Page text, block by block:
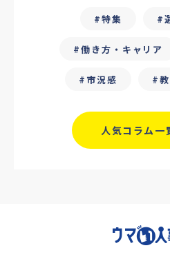
#フリーランス保護新法
#雇用型ギグワーク
#人材の見極め方
#戦略人事
#働き方改革 #労務
#GPA
特集
働き方・キャリア
市況感
人気コラム一